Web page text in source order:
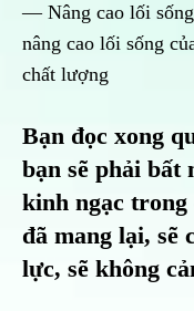
— Nâng cao lối
nâng cao lối sống
chất lượng
Bạn đọc xong
bạn sẽ phải bất
kinh ngạc trong
đã mang lại, sẽ
lực, sẽ không